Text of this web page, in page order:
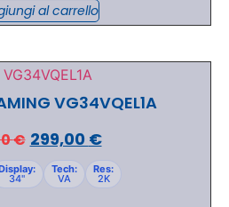
al carrello
VG34VQEL1A
€ 299,00 €
34"
Tech:
VA
Res:
2K